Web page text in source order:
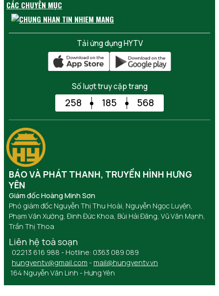
CÁC CHUYÊN MỤC
Tải ứng dụng HYTV
Số lượt truy cập trang
258 185 568
BÁO VÀ PHÁT THANH, TRUYỀN HÌNH HƯNG
YÊN
Giám đốc Hoàng Minh Sơn
Phó giám đốc Nguyễn Thị Thu Hoài, Nguyễn Ngọc Luyện,
Phạm Văn Xướng, Đinh Đức Khoa, Bùi Hải Đăng, Vũ Văn Mạnh,
Trần Thị Thoa
Liên hệ toà soạn
02213 616 988 - Hotline: 0363 089 089
hungyentv@gmail.com - mail@hungyentv.vn
164 Nguyễn Văn Linh - Hưng Yên